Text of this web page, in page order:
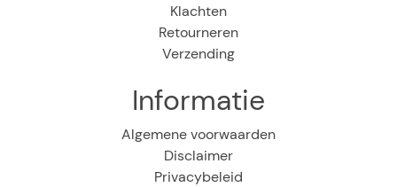
Klachten
Retourneren
Verzending
Informatie
Algemene voorwaarden
Disclaimer
Privacybeleid